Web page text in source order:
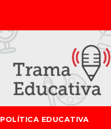
POLÍTICA EDUCATIVA